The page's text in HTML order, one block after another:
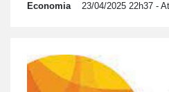
Economia 23/04/2025 22h37 -